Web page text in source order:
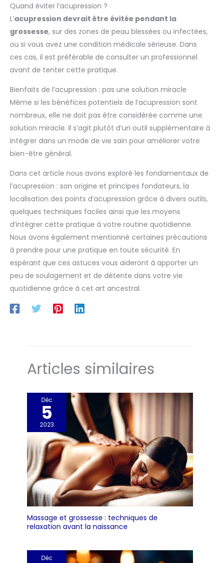
Quand éviter l’acupression ?
L’acupression devrait être évitée pendant la
grossesse, sur des zones de peau blessées ou infectées,
ou si vous avez une condition médicale sérieuse. Dans
ces cas, il est préférable de consulter un professionnel
avant de tenter cette pratique.
Bienfaits de l’acupression : pas une solution miracle
Même si les bénéfices potentiels de l’acupression sont
nombreux, elle ne doit pas être considérée comme une
solution miracle. Il s’agit plutôt d’un outil supplémentaire à
intégrer dans un mode de vie sain pour améliorer votre
bien-être général.
Dans cet article nous avons exploré les fondamentaux de
l’acupression : son origine et principes fondateurs, la
localisation des points d’acupression grâce à divers outils,
quelques techniques faciles ainsi que les moyens
d’intégrer cette pratique à votre routine quotidienne.
Nous avons également mentionné certaines précautions
à prendre pour une pratique en toute sécurité. En
espérant que ces astuces vous aideront à apporter un
peu de soulagement et de détente dans votre vie
quotidienne grâce à cet art ancestral.
Articles similaires
Déc
5
2023
Massage et grossesse : techniques de
relaxation avant la naissance
Déc